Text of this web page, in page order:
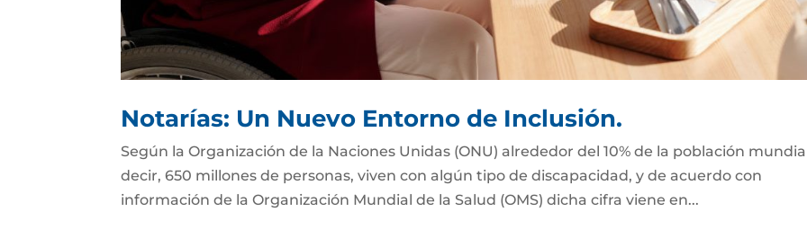
Notarías: Un Nuevo Entorno de Inclusión.
Según la Organización de la Naciones Unidas (ONU) alrededor del 10% de la población
decir, 650 millones de personas, viven con algún tipo de discapacidad, y de acuerdo con
información de la Organización Mundial de la Salud (OMS) dicha cifra viene en...